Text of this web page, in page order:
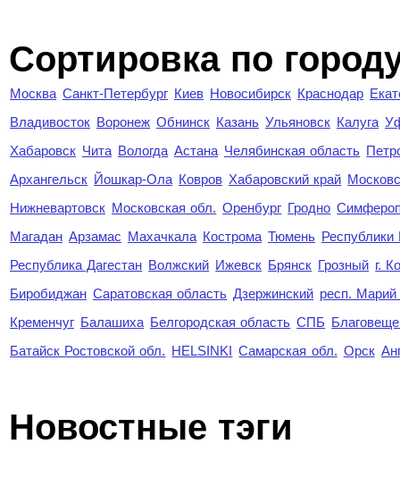
Cортировка по
Москва Санкт-Петербург Киев Новосибирск Краснодар
Владивосток Воронеж Обнинск Казань Ульяновск Калуга
Хабаровск Чита Вологда Астана Челябинская область
Архангельск Йошкар-Ола Ковров Хабаровский край
Нижневартовск Московская обл. Оренбург Гродно
Магадан Арзамас Махачкала Кострома Тюмень Республики
Республика Дагестан Волжский Ижевск Брянск Грозный г.
Биробиджан Саратовская область Дзержинский респ.
Кременчуг Балашиха Белгородская область СПБ
Батайск Ростовской обл. HELSINKI Самарская обл. Орск
Новостные тэги